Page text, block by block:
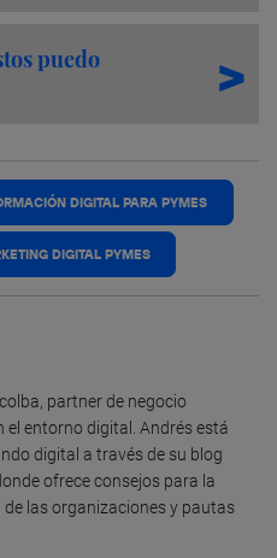
puedo
DIGITAL PARA PYMES
DIGITAL PYMES
partner de negocio
el entorno digital. Andrés está
digital a través de su blog
ofrece consejos para la
las organizaciones y pautas